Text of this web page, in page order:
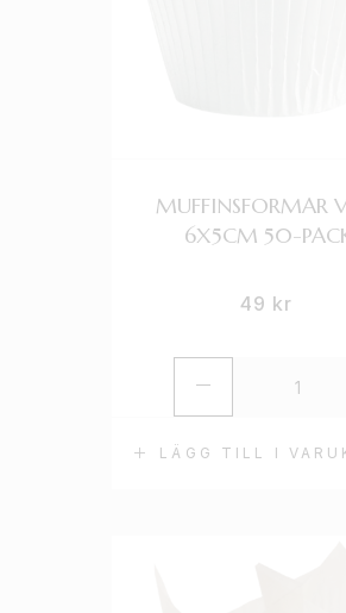
LÄGG TILL I
MUFFINSFORMAR
6X5CM 50-
49 kr